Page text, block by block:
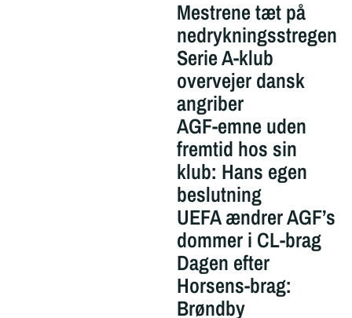
Mestrene tæt på
nedrykningsstregen
Serie A-klub
overvejer dansk
angriber
AGF-emne uden
fremtid hos sin
klub: Hans egen
beslutning
UEFA ændrer AGF’s
dommer i CL-brag
Dagen efter
Horsens-brag:
Brøndby